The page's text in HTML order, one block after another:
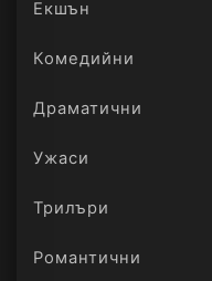
Екшън
Комедийни
Драматични
Ужаси
Трилъри
онлайн
Романтични